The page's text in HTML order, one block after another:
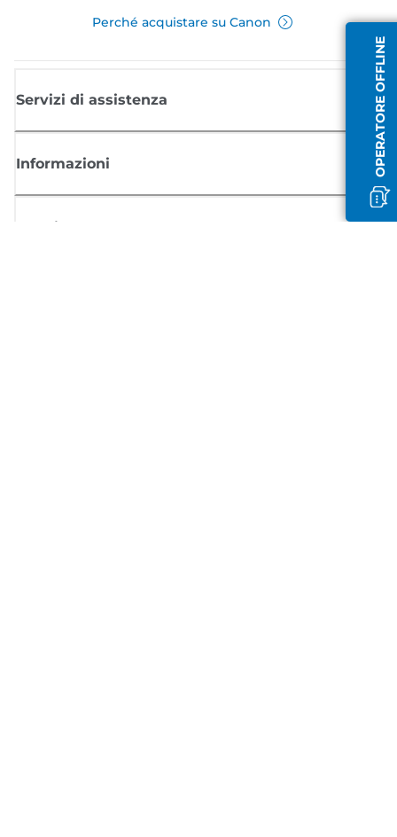
OPERATORE OFFLINE
Perché acquistare su Canon
Servizi di assistenza
Informazioni
Acquisto